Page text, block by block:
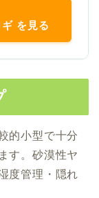
を見る
的小型で十分
す。砂漠性ヤ
度管理・隠れ